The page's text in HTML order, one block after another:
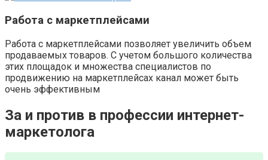
Работа с маркетплейсами
Работа с маркетплейсами позволяет увеличить объем
продаваемых товаров. С учетом большого количества
этих площадок и множества специалистов по
продвижению на маркетплейсах канал может быть
очень эффективным
За и против в профессии интернет-
маркетолога